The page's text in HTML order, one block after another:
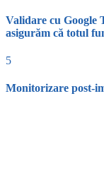
Validare cu Google
asigurăm că totul
5
Monitorizare post-